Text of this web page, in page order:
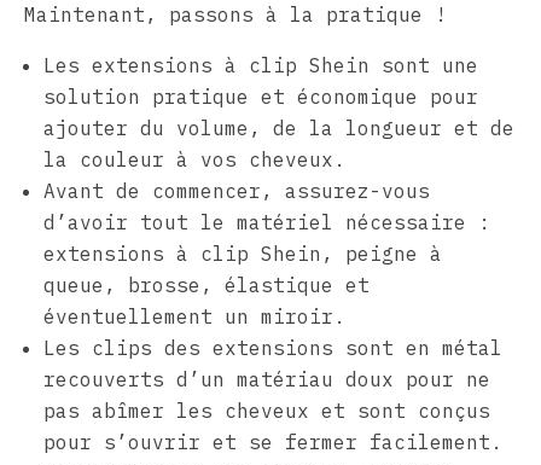
Maintenant, passons à la pratique !
Les extensions à clip Shein sont une
solution pratique et économique pour
ajouter du volume, de la longueur et de
la couleur à vos cheveux.
Avant de commencer, assurez-vous
d’avoir tout le matériel nécessaire :
extensions à clip Shein, peigne à
queue, brosse, élastique et
éventuellement un miroir.
Les clips des extensions sont en métal
recouverts d’un matériau doux pour ne
pas abîmer les cheveux et sont conçus
pour s’ouvrir et se fermer facilement.